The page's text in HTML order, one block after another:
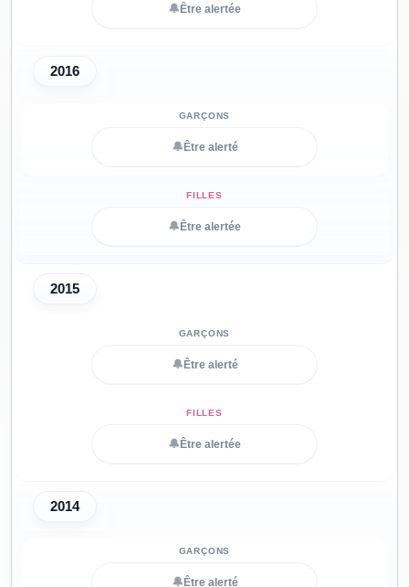
🔔 Être alertée
2016
🔔 Être alerté
🔔 Être alertée
2015
🔔 Être alerté
🔔 Être alertée
2014
🔔 Être alerté